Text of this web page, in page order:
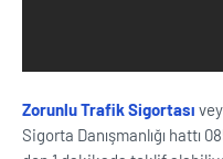
Zorunlu Trafik Sigortası
Sigorta Danışmanlığı hattı